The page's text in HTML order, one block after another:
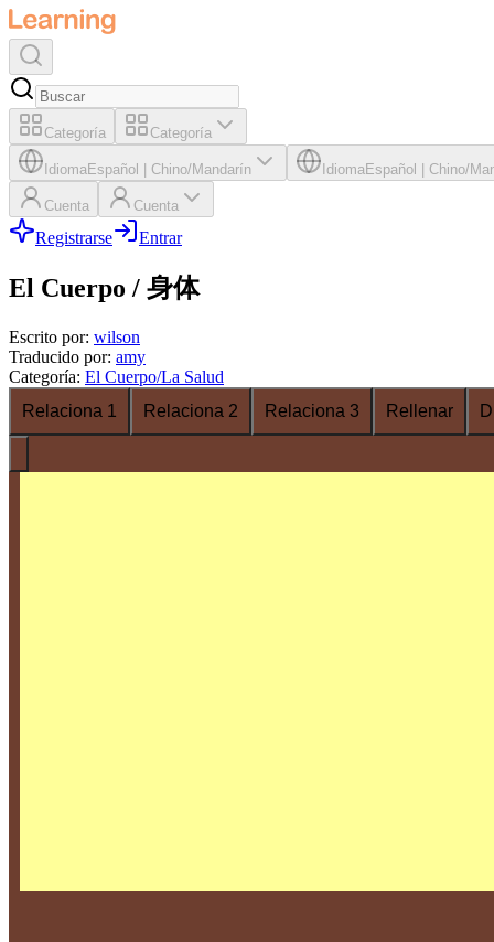
Categoría Categoría
IdiomaEspañol Chino/Mandarín IdiomaEspañol Chino/
Cuenta Cuenta
Registrarse Entrar
El Cuerpo / 身体
Escrito por: wilson
Traducido por: amy
Categoría: El Cuerpo/La Salud
Relaciona 1
Relaciona 2 Relaciona 3 Rellenar